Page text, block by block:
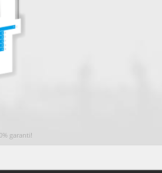
garanti!